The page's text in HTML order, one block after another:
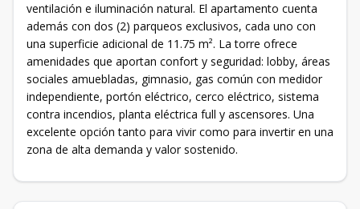
ventilación e iluminación natural. El apartamento cuenta
además con dos (2) parqueos exclusivos, cada uno con
una superficie adicional de 11.75 m². La torre ofrece
amenidades que aportan confort y seguridad: lobby, áreas
sociales amuebladas, gimnasio, gas común con medidor
independiente, portón eléctrico, cerco eléctrico, sistema
contra incendios, planta eléctrica full y ascensores. Una
excelente opción tanto para vivir como para invertir en una
zona de alta demanda y valor sostenido.